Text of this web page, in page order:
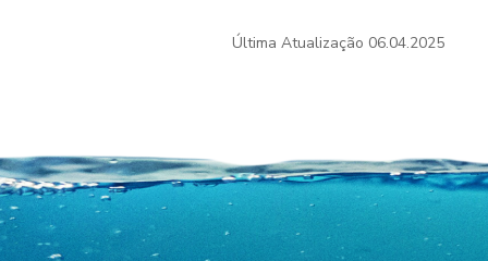
Última Atualização 06.04.2025